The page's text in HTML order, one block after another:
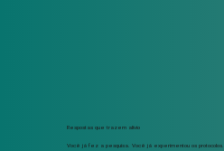
Respostas que trazem alívio
Você já fez a pesquisa. Você já experimentou os protocolos.